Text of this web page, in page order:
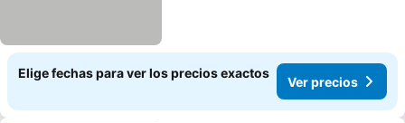
Elige fechas para ver los precios exactos
Ver precios